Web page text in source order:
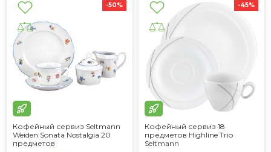
Кофейный сервиз Seltmann
Weiden Sonata Nostalgia 20
предметов
-50%
Кофейный сервиз 18
предметов Highline Trio
Seltmann
-45%